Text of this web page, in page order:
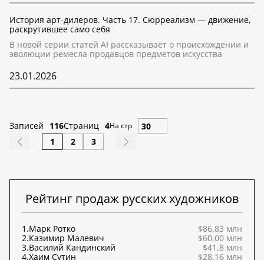
История арт-дилеров. Часть 17. Сюрреализм — движение,
раскрутившее само себя
В новой серии статей AI рассказывает о происхождении и
эволюции ремесла продавцов предметов искусства
23.01.2026
Записей 116Страниц 4На стр
1 2 3
Рейтинг продаж русских художников
1.Марк Ротко
$86,83 млн
2.Казимир Малевич
$60,00 млн
3.Василий Кандинский
$41,8 млн
4.Хаим Сутин
$28,16 млн